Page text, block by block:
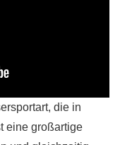
die in
eine großartige